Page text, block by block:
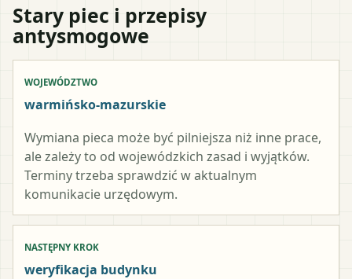
Stary piec i przepisy
antysmogowe
WOJEWÓDZTWO
warmińsko-mazurskie
Wymiana pieca może być pilniejsza niż inne prace,
ale zależy to od wojewódzkich zasad i wyjątków.
Terminy trzeba sprawdzić w aktualnym
komunikacie urzędowym.
NASTĘPNY KROK
weryfikacja budynku